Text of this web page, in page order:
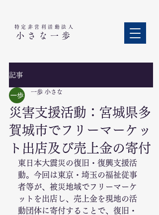
特定非営利活動法人​
小さな一歩
記事
災害支援活動：宮城県多
賀城市でフリーマーケッ
ト出店及び売上金の寄付
一歩 小さな
東日本大震災の復旧・復興支援活
動。今回は東京・埼玉の福祉従事
者等が、被災地域でフリーマーケ
ットを出店し、売上金を現地の活
動団体に寄付することで、復旧・